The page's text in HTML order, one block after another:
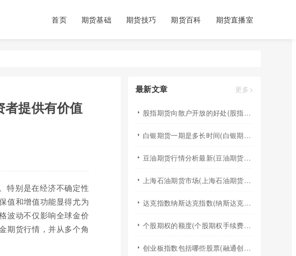
首页 期货基础 期货技巧 期货百科 期货直播室
者提供有价值
特别是在经济不确定性
值和增值功能显得尤为
波动不仅影响全球金价
期货行情，并从多个角
最新文章 更多>
股指期货向散户开放的好处(股指期货对利空信息更加敏感吗)
白银期货一期是多长时间(白银期货涨幅一天最高多少)
豆油期货行情分析最新(豆油期货行情实时行情)
上海石油期货市场(上海石油期货市场行情)
达克指数纳斯达克指数(纳斯达克指数与纳斯达克100的区别)
个股期权的额度(个股期权手续费是多少)
创业板指数包括哪些股票(融通创业板指数基金是什么股票)